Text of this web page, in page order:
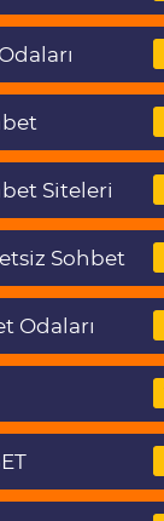
Siteleri
Sohbet
Odaları